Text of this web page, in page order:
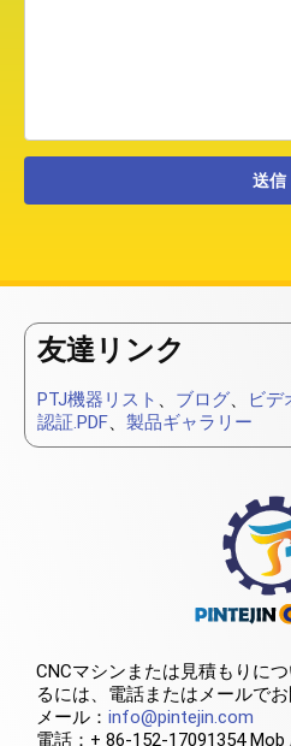
友達リンク
PTJ機器リスト 、 ブログ、 ビデ
認証.PDF、 製品ギャラリー
CNCマシンまたは見積もりに
るには、電話またはメールでお
メール： info@pintejin.com
電話：+ 86-152-17091354